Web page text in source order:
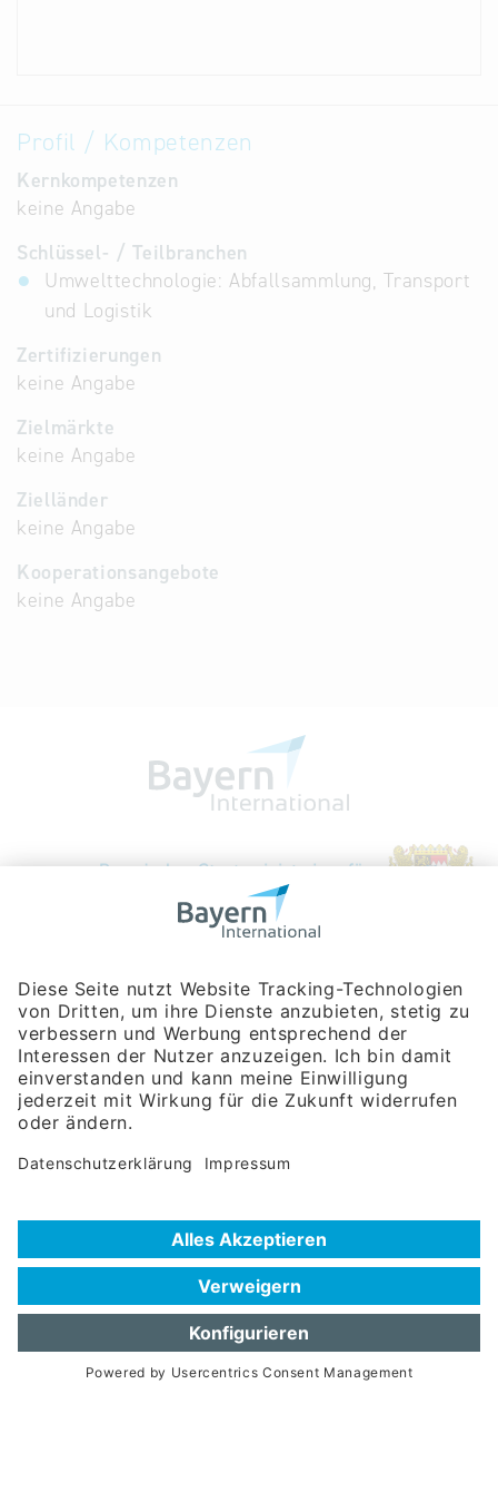
Profil / Kompetenzen
Kernkompetenzen
keine Angabe
Schlüssel- / Teilbranchen
Umwelttechnologie: Abfallsammlung, Transport
und Logistik
Zertifizierungen
keine Angabe
Zielmärkte
keine Angabe
Zielländer
keine Angabe
Kooperationsangebote
keine Angabe
Bayerische Gesellschaft für Internationale
Rosenheimer Str. 143C
81671 München
Tel:+49 180 5949260
(Festnetz 14 ct/min, Mobil max. 42 ct/min)
Hotline
Datenschutzerklärung
Nutzungsbedingungen
Häufig gestellte Fragen (FAQ)